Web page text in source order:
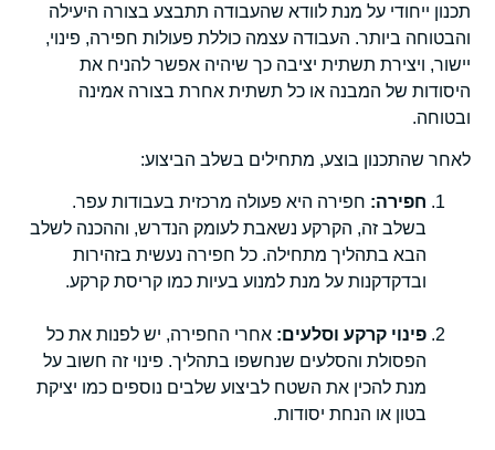
תכנון ייחודי על מנת לוודא שהעבודה תתבצע בצורה היעילה
והבטוחה ביותר. העבודה עצמה כוללת פעולות חפירה, פינוי,
יישור, ויצירת תשתית יציבה כך שיהיה אפשר להניח את
היסודות של המבנה או כל תשתית אחרת בצורה אמינה
ובטוחה.
לאחר שהתכנון בוצע, מתחילים בשלב הביצוע:
חפירה: חפירה היא פעולה מרכזית בעבודות עפר.
בשלב זה, הקרקע נשאבת לעומק הנדרש, וההכנה לשלב
הבא בתהליך מתחילה. כל חפירה נעשית בזהירות
ובדקדקנות על מנת למנוע בעיות כמו קריסת קרקע.
פינוי קרקע וסלעים: אחרי החפירה, יש לפנות את כל
הפסולת והסלעים שנחשפו בתהליך. פינוי זה חשוב על
מנת להכין את השטח לביצוע שלבים נוספים כמו יציקת
בטון או הנחת יסודות.